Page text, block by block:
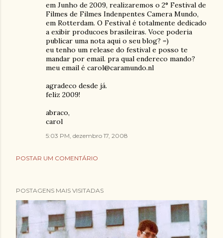
em Junho de 2009, realizaremos o 2° Festival de
Filmes de Filmes Indenpentes Camera Mundo,
em Rotterdam. O Festival é totalmente dedicado
a exibir producoes brasileiras. Voce poderia
publicar uma nota aqui o seu blog? =)
eu tenho um release do festival e posso te
mandar por email. pra qual endereco mando?
meu email é carol@caramundo.nl
agradeco desde já.
feliz 2009!
abraco,
carol
5:03 PM, dezembro 17, 2008
POSTAR UM COMENTÁRIO
POSTAGENS MAIS VISITADAS